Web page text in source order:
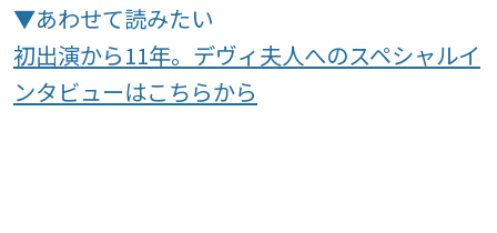
▼あわせて読みたい
初出演から11年。デヴィ夫人へのスペシャルイ
ンタビューはこちらから